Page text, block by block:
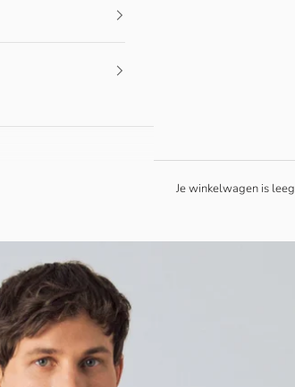
Je winkelwagen is leeg